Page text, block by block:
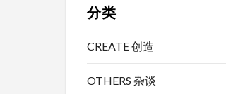
分类
CREATE 创造
OTHERS 杂谈